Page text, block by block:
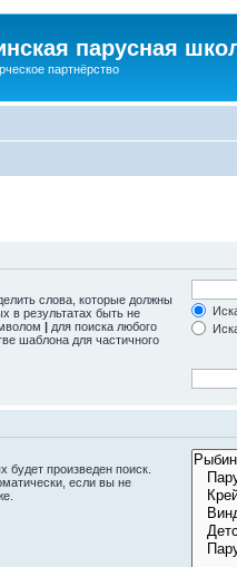
парусная
партнёрство
слова, которые должны
в результатах быть не
| для поиска любого
шаблона для частичного
произведен поиск.
если вы не